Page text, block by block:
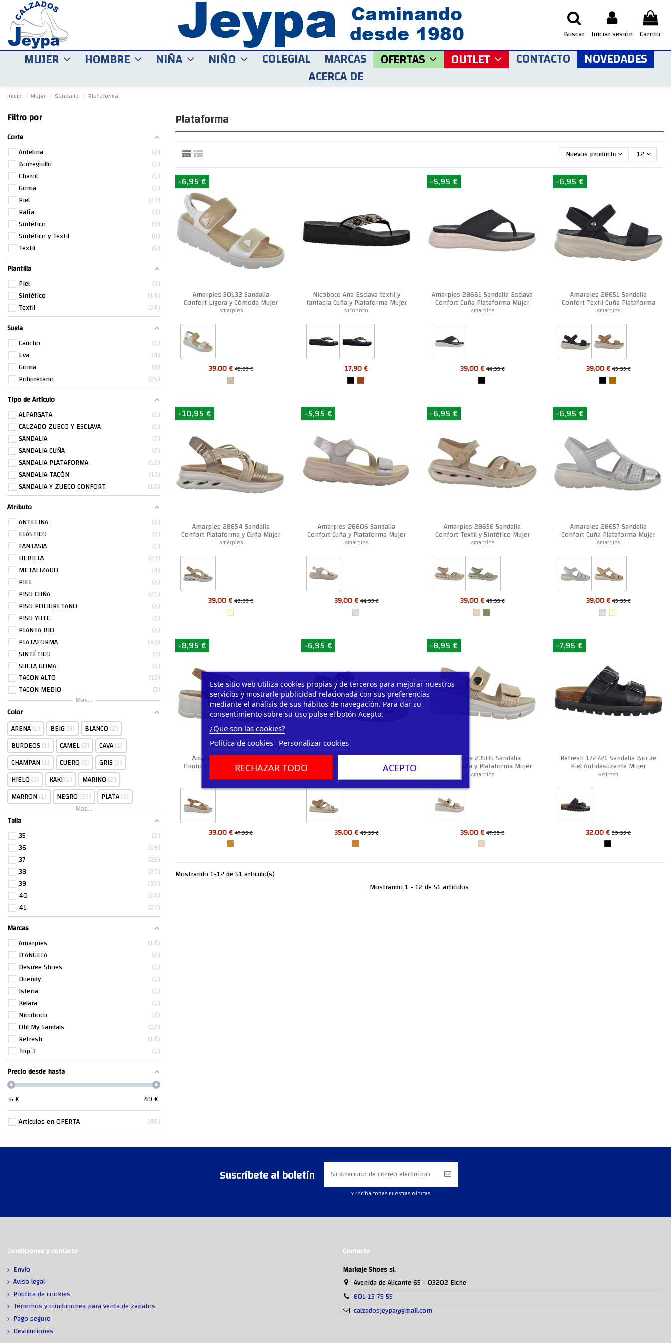
Buscar Iniciar sesión Carrito
Este sitio web utiliza cookies propias y de terceros para mejorar nuestros
servicios y mostrarle publicidad relacionada con sus preferencias
mediante el análisis de sus hábitos de navegación. Para dar su
consentimiento sobre su uso pulse el botón Acepto.
¿Que son las cookies?
Política de cookies
Personalizar cookies
RECHAZAR TODO ACEPTO
MUJER HOMBRE NIÑA NIÑO COLEGIAL MARCAS OFERTAS OUTLET CONTACTO NOVEDADES
ACERCA DE
Inicio Mujer Sandalia Plataforma
Plataforma
Nuevos productos primero
12
-6,95 €
Amarpies 30132 Sandalia
Confort Ligera y Cómoda Mujer
Amarpies
39,00 € 45,95 €
Nicoboco Ana Esclava textil y
fantasia Cuña y Plataforma Mujer
Nicoboco
17,90 €
-5,95 €
Amarpies 28661 Sandalia Esclava
Confort Cuña Plataforma Mujer
Amarpies
39,00 € 44,95 €
-6,95 €
Amarpies 28651 Sandalia
Confort Textil Cuña Plataforma
Mujer
Amarpies
39,00 € 45,95 €
-10,95 €
Amarpies 28654 Sandalia
Confort Plataforma y Cuña Mujer
Amarpies
39,00 €49,95 €
-5,95 €
Amarpies 28606 Sandalia
Confort Cuña y Plataforma Mujer
Amarpies
39,00 € 44,95 €
-6,95 €
Amarpies 28656 Sandalia
Confort Textil y Sintético Mujer
Amarpies
39,00 € 45,95 €
-6,95 €
Amarpies 28657 Sandalia
Confort Cuña Plataforma Mujer
Amarpies
39,00 € 45,95 €
-8,95 €
Amarpies 28601 Sandalia
Confort Cuña Plataforma Mujer
Amarpies
39,00 €47,95 €
-6,95 €
Amarpies 28638 Sandalia
Confort Cuña Plataforma Velcro
39,00 € 45,95 €
-8,95 €
Amarpies 23505 Sandalia
Confort Cuña y Plataforma Mujer
Amarpies
39,00 €47,95 €
-7,95 €
Refresh 172721 Sandalia Bio de
Piel Antideslizante Mujer
Refresh
32,00 €39,95 €
Mostrando 1-12 de 51 articulo(s)
Mostrando 1 - 12 de 51 articulos
Filtro por
Corte
Antelina
2
Borreguillo
1
Charol
1
Goma
1
Piel
13
Rafia
3
Sintético
9
Sintético y Textil
8
Textil
6
Plantilla
Piel
3
Sintético
14
Textil
24
Suela
Caucho
1
Eva
4
Goma
8
Poliuretano
25
Tipo de Artículo
ALPARGATA
1
CALZADO ZUECO Y ESCLAVA
1
SANDALIA
7
SANDALIA CUÑA
7
SANDALIA PLATAFORMA
12
SANDALIA TACÓN
13
SANDALIA Y ZUECO CONFORT
10
Atributo
ANTELINA
2
ELÁSTICO
5
FANTASIA
1
HEBILLA
23
METALIZADO
4
PIEL
2
PISO CUÑA
21
PISO POLIURETANO
2
PISO YUTE
7
PLANTA BIO
2
PLATAFORMA
43
SINTÉTICO
3
SUELA GOMA
5
TACON ALTO
15
TACON MEDIO
3
Mas...
Color
ARENA 1 BEIG 9 BLANCO 2
BURDEOS 1 CAMEL 3 CAVA 1
CHAMPAN 1 CUERO 5 GRIS 1
HIELO 3 KAKI 1 MARINO 2
MARRON 1 NEGRO 23 PLATA 3
Mas...
Talla
35
2
36
19
37
25
38
27
39
30
40
24
41
27
Marcas
Amarpies
14
D'ANGELA
2
Desiree Shoes
1
Duendy
1
Isteria
1
Kelara
1
Nicoboco
4
Oh! My Sandals
12
Refresh
14
Top 3
1
Precio desde hasta
6€ 49€
Artículos en OFERTA
49
Suscríbete al boletín
Y reciba todas nuestras ofertas
Condiciones y contacto
Envío
Aviso legal
Politica de cookies
Términos y condiciones para venta de zapatos
Pago seguro
Devoluciones
Contacto
Markaje Shoes sl.
Avenida de Alicante 65 - 03202 Elche
601 13 75 55
calzadosjeypa@gmail.com